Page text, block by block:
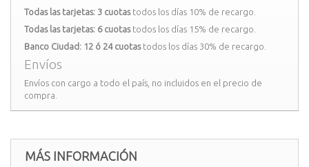
Todas las tarjetas: 3 cuotastodos los días 10% de recargo.
Todas las tarjetas: 6 cuotastodos los días 15% de recargo.
Banco Ciudad: 12 ó 24 cuotastodos los días 30% de recargo.
Envíos
Envíos con cargo a todo el país, no incluidos en el precio de
compra.
MÁS INFORMACIÓN